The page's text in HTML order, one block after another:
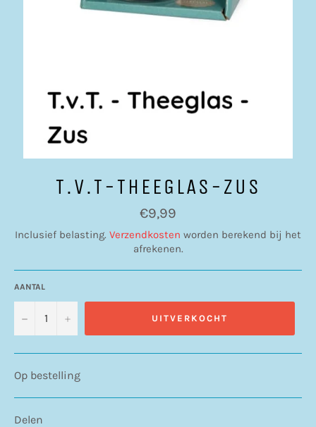
T.V.T-THEEGLAS-ZUS
Normale
prijs
€9,99
Inclusief belasting. Verzendkosten worden berekend bij het
afrekenen.
AANTAL
− + UITVERKOCHT
Op bestelling
Delen